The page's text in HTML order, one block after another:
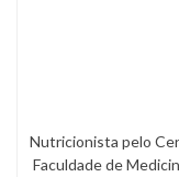
Nutricionista pelo
Faculdade de